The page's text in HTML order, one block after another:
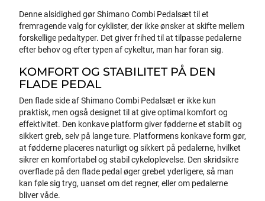
Denne alsidighed gør Shimano Combi Pedalsæt til et
fremragende valg for cyklister, der ikke ønsker at skifte mellem
forskellige pedaltyper. Det giver frihed til at tilpasse pedalerne
efter behov og efter typen af cykeltur, man har foran sig.
KOMFORT OG STABILITET PÅ DEN
FLADE PEDAL
Den flade side af Shimano Combi Pedalsæt er ikke kun
praktisk, men også designet til at give optimal komfort og
effektivitet. Den konkave platform giver fødderne et stabilt og
sikkert greb, selv på lange ture. Platformens konkave form gør,
at fødderne placeres naturligt og sikkert på pedalerne, hvilket
sikrer en komfortabel og stabil cykeloplevelse. Den skridsikre
overflade på den flade pedal øger grebet yderligere, så man
kan føle sig tryg, uanset om det regner, eller om pedalerne
bliver våde.